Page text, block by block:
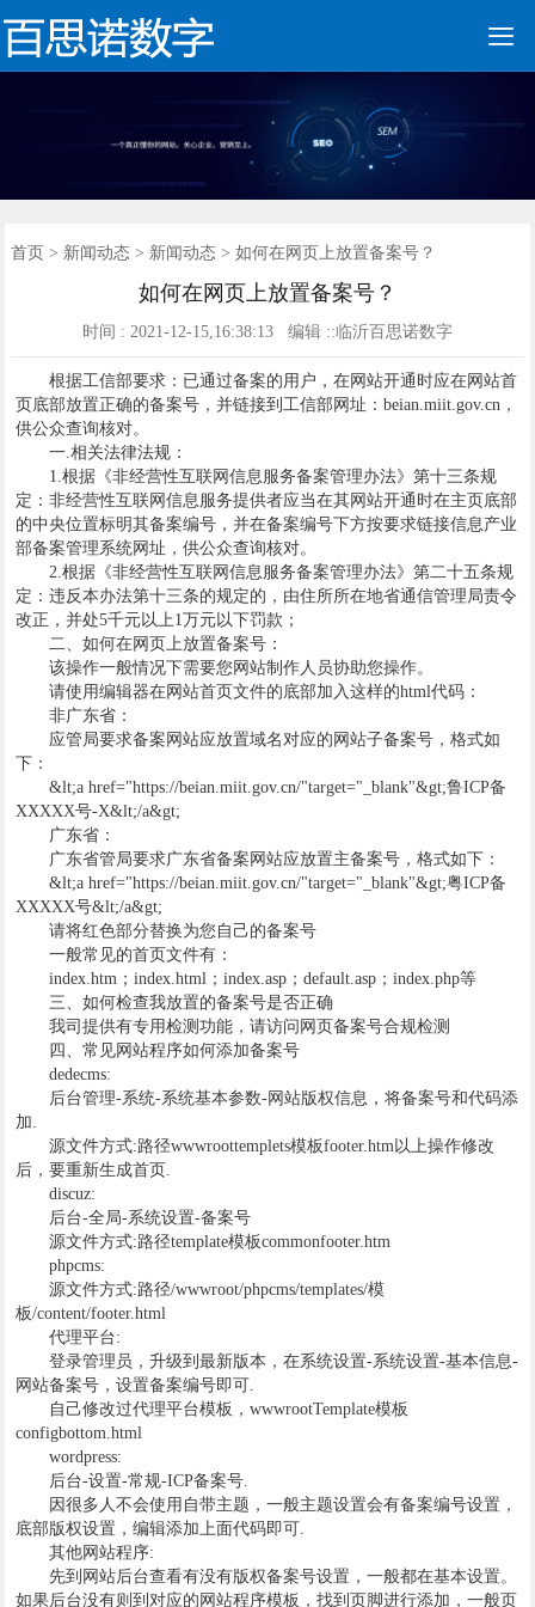

首页
网站建设
营销网站
手机网站
全网营销
网站优化
400电话
业务范围
建站案例
新闻动态
联系我们
首页 > 新闻动态> 新闻动态> 如何在网页上放置备案号？
如何在网页上放置备案号？
时间 : 2021-12-15,16:38:13 编辑 ::临沂百思诺数字
根据工信部要求：已通过备案的用户，在网站开通时应在网站首
页底部放置正确的备案号，并链接到工信部网址：beian.miit.gov.cn，
供公众查询核对。
一.相关法律法规：
1.根据《非经营性互联网信息服务备案管理办法》第十三条规
定：非经营性互联网信息服务提供者应当在其网站开通时在主页底部
的中央位置标明其备案编号，并在备案编号下方按要求链接信息产业
部备案管理系统网址，供公众查询核对。
2.根据《非经营性互联网信息服务备案管理办法》第二十五条规
定：违反本办法第十三条的规定的，由住所所在地省通信管理局责令
改正，并处5千元以上1万元以下罚款；
二、如何在网页上放置备案号：
该操作一般情况下需要您网站制作人员协助您操作。
请使用编辑器在网站首页文件的底部加入这样的html代码：
非广东省：
应管局要求备案网站应放置域名对应的网站子备案号，格式如
下：
&lt;a href="https://beian.miit.gov.cn/"target="_blank"&gt;鲁ICP备
XXXXX号-X&lt;/a&gt;
广东省：
广东省管局要求广东省备案网站应放置主备案号，格式如下：
&lt;a href="https://beian.miit.gov.cn/"target="_blank"&gt;粤ICP备
XXXXX号&lt;/a&gt;
请将红色部分替换为您自己的备案号
一般常见的首页文件有：
index.htm；index.html；index.asp；default.asp；index.php等
三、如何检查我放置的备案号是否正确
我司提供有专用检测功能，请访问网页备案号合规检测
四、常见网站程序如何添加备案号
dedecms:
后台管理-系统-系统基本参数-网站版权信息，将备案号和代码添
加.
源文件方式:路径wwwroottemplets模板footer.htm以上操作修改
后，要重新生成首页.
discuz:
后台-全局-系统设置-备案号
源文件方式:路径template模板commonfooter.htm
phpcms:
源文件方式:路径/wwwroot/phpcms/templates/模
板/content/footer.html
代理平台:
登录管理员，升级到最新版本，在系统设置-系统设置-基本信息-
网站备案号，设置备案编号即可.
自己修改过代理平台模板，wwwrootTemplate模板
configbottom.html
wordpress:
后台-设置-常规-ICP备案号.
因很多人不会使用自带主题，一般主题设置会有备案编号设置，
底部版权设置，编辑添加上面代码即可.
其他网站程序:
先到网站后台查看有没有版权备案号设置，一般都在基本设置。
如果后台没有则到对应的网站程序模板，找到页脚进行添加，一般页